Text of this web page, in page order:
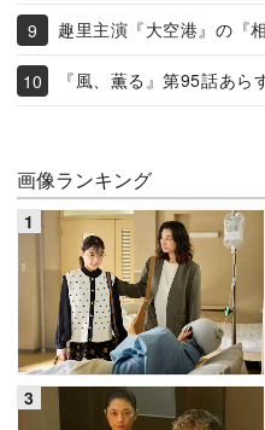
趣里主演『大空港』の『
『風、薫る』第95話あら
画像ランキング